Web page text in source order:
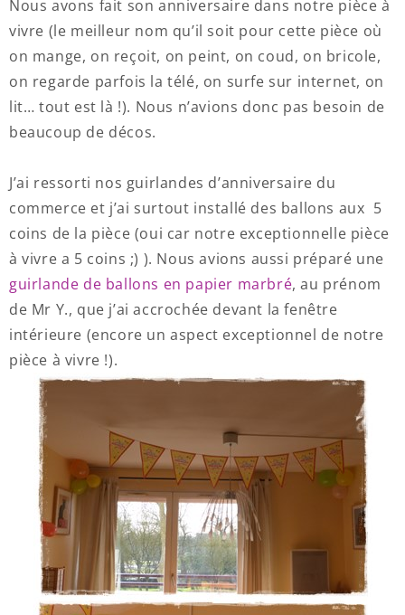
Nous avons fait son anniversaire dans notre pièce à
vivre (le meilleur nom qu’il soit pour cette pièce où
on mange, on reçoit, on peint, on coud, on bricole,
on regarde parfois la télé, on surfe sur internet, on
lit… tout est là !). Nous n’avions donc pas besoin de
beaucoup de décos.
J’ai ressorti nos guirlandes d’anniversaire du
commerce et j’ai surtout installé des ballons aux 5
coins de la pièce (oui car notre exceptionnelle pièce
à vivre a 5 coins ;) ). Nous avions aussi préparé une
guirlande de ballons en papier marbré, au prénom
de Mr Y., que j’ai accrochée devant la fenêtre
intérieure (encore un aspect exceptionnel de notre
pièce à vivre !).